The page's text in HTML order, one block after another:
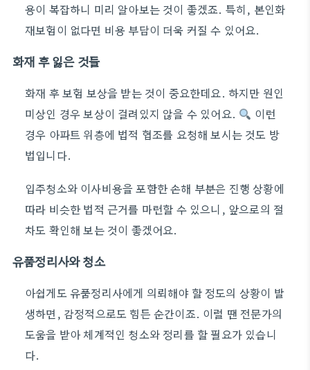
용이 복잡하니 미리 알아보는 것이 좋겠죠. 특히, 본인화
재보험이 없다면 비용 부담이 더욱 커질 수 있어요.
화재 후 잃은 것들
화재 후 보험 보상을 받는 것이 중요한데요. 하지만 원인
미상인 경우 보상이 걸려있지 않을 수 있어요.
이런
경우 아파트 위층에 법적 협조를 요청해 보시는 것도 방
법입니다.
입주청소와 이사비용을 포함한 손해 부분은 진행 상황에
따라 비슷한 법적 근거를 마련할 수 있으니, 앞으로의 절
차도 확인해 보는 것이 좋겠어요.
유품정리사와 청소
아쉽게도 유품정리사에게 의뢰해야 할 정도의 상황이 발
생하면, 감정적으로도 힘든 순간이죠. 이럴 땐 전문가의
도움을 받아 체계적인 청소와 정리를 할 필요가 있습니
다.